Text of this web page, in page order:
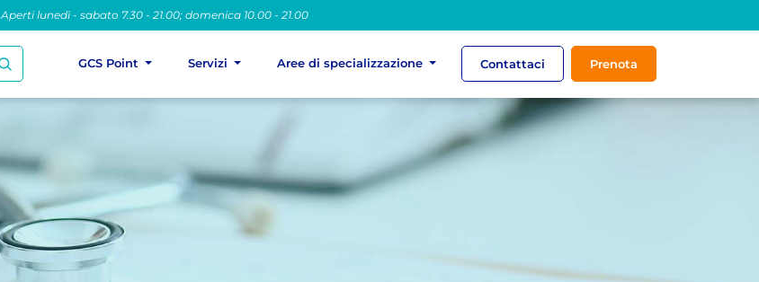
Aperti lunedì - sabato 7.30 - 21.00; domenica 10.00 - 21.00
GCS Point Servizi Aree di specializzazione Contattaci Prenota